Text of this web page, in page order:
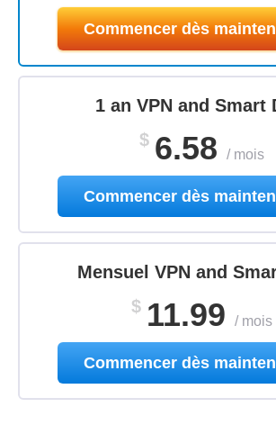
Commencer dès
1 an VPN and Smart
$ 6.58 / mois
Commencer dès
Mensuel VPN and
$ 11.99 / mois
Commencer dès